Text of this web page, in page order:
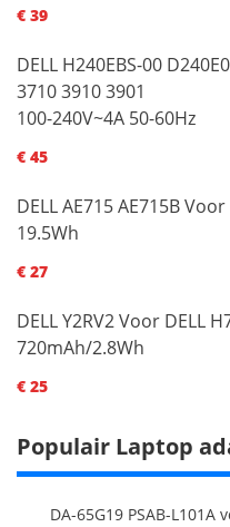
€ 39
DELL H240EBS-00
3710 3910 3901
100-240V~4A 50-60Hz
€ 45
DELL AE715 AE715B
19.5Wh
€ 27
DELL Y2RV2 Voor DELL
720mAh/2.8Wh
€ 25
Populair Laptop
DA-65G19 PSAB-L101A